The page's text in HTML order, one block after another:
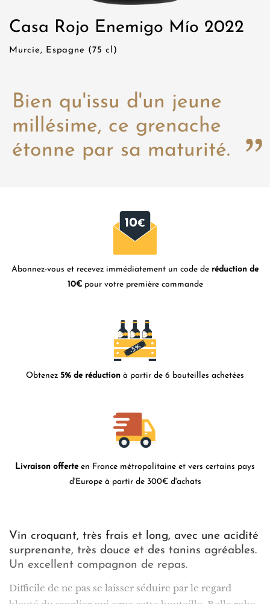
Casa Rojo Enemigo Mío 2022
Murcie, Espagne (75 cl)
Bien qu'issu d'un jeune
millésime, ce grenache
étonne par sa maturité.
Abonnez-vous et recevez immédiatement un code de réduction de
10€ pour votre première commande
Obtenez 5% de réduction à partir de 6 bouteilles achetées
Livraison offerteen France métropolitaine et vers certains pays
d'Europe à partir de 300€ d'achats
Vin croquant, très frais et long, avec une acidité
surprenante, très douce et des tanins agréables.
Un excellent compagnon de repas.
Difficile de ne pas se laisser séduire par le regard